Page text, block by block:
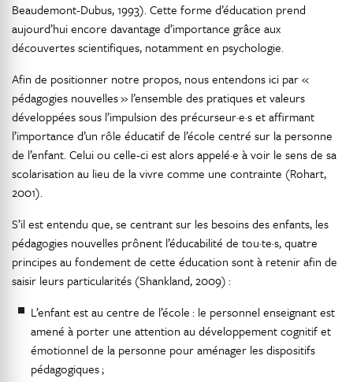
Beaudemont-Dubus, 1993). Cette forme d’éducation prend
aujourd’hui encore davantage d’importance grâce aux
découvertes scientifiques, notamment en psychologie.
Afin de positionner notre propos, nous entendons ici par «
pédagogies nouvelles » l’ensemble des pratiques et valeurs
développées sous l’impulsion des précurseur·e·s et affirmant
l’importance d’un rôle éducatif de l’école centré sur la personne
de l’enfant. Celui ou celle-ci est alors appelé·e à voir le sens de sa
scolarisation au lieu de la vivre comme une contrainte (Rohart,
2001).
S’il est entendu que, se centrant sur les besoins des enfants, les
pédagogies nouvelles prônent l’éducabilité de tou·te·s, quatre
principes au fondement de cette éducation sont à retenir afin de
saisir leurs particularités (Shankland, 2009) :
L’enfant est au centre de l’école : le personnel enseignant est
amené à porter une attention au développement cognitif et
émotionnel de la personne pour aménager les dispositifs
pédagogiques ;